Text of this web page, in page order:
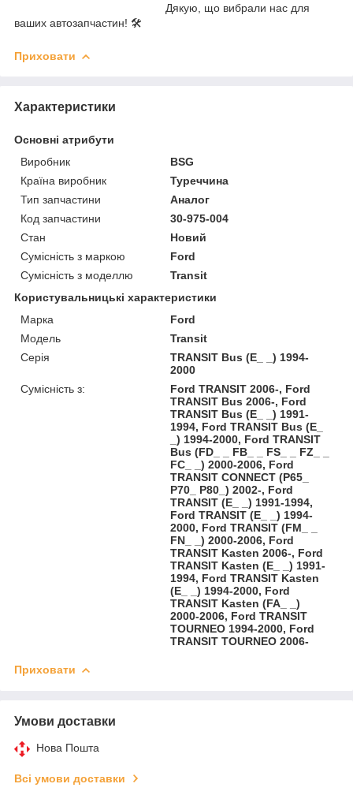
Дякую, що вибрали нас для
ваших автозапчастин! 🛠️
Приховати
Характеристики
Основні атрибути
Виробник
BSG
Країна виробник
Туреччина
Тип запчастини
Аналог
Код запчастини
30-975-004
Стан
Новий
Сумісність з маркою
Ford
Сумісність з моделлю
Transit
Користувальницькі характеристики
Марка
Ford
Модель
Transit
Серія
TRANSIT Bus (E_ _) 1994-
2000
Сумісність з:
Ford TRANSIT 2006-, Ford
TRANSIT Bus 2006-, Ford
TRANSIT Bus (E_ _) 1991-
1994, Ford TRANSIT Bus (E_
_) 1994-2000, Ford TRANSIT
Bus (FD_ _ FB_ _ FS_ _ FZ_ _
FC_ _) 2000-2006, Ford
TRANSIT CONNECT (P65_
P70_ P80_) 2002-, Ford
TRANSIT (E_ _) 1991-1994,
Ford TRANSIT (E_ _) 1994-
2000, Ford TRANSIT (FM_ _
FN_ _) 2000-2006, Ford
TRANSIT Kasten 2006-, Ford
TRANSIT Kasten (E_ _) 1991-
1994, Ford TRANSIT Kasten
(E_ _) 1994-2000, Ford
TRANSIT Kasten (FA_ _)
2000-2006, Ford TRANSIT
TOURNEO 1994-2000, Ford
TRANSIT TOURNEO 2006-
Приховати
Умови доставки
Нова Пошта
Всі умови доставки